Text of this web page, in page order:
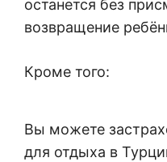
останется без
возвращение
Кроме того:
Вы можете
для отдыха в